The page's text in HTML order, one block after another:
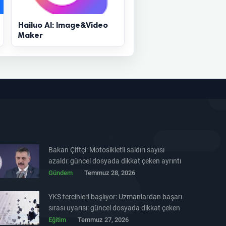
Hailuo Al: Image&Video
Maker
Bakan Çiftçi: Motosikletli saldırı sayısı
azaldı: güncel dosyada dikkat çeken ayrıntı
Gündem Temmuz 28, 2026
YKS tercihleri başlıyor: Uzmanlardan başarı
sırası uyarısı: güncel dosyada dikkat çeken
ayrıntı
Eğitim Temmuz 27, 2026